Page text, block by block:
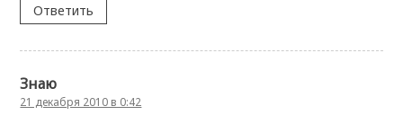
Ответить
Знаю
21 декабря 2010 в 0:42